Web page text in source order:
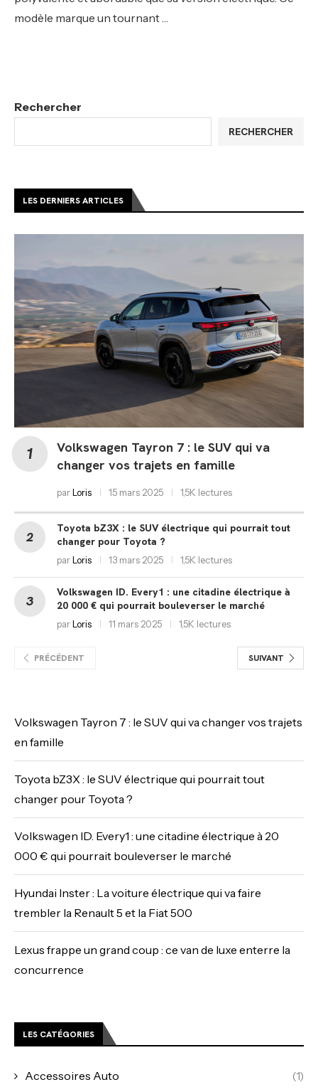
modèle marque un tournant …
Rechercher
RECHERCHER
LES DERNIERS ARTICLES
Volkswagen Tayron 7 : le SUV qui va
changer vos trajets en famille
parLoris 15 mars 2025 1,5K lectures
Toyota bZ3X : le SUV électrique qui pourrait tout
changer pour Toyota ?
parLoris 13 mars 2025 1,5K lectures
Volkswagen ID. Every1 : une citadine électrique à
20 000 € qui pourrait bouleverser le marché
parLoris 11 mars 2025 1,5K lectures
PRÉCÉDENT SUIVANT
Volkswagen Tayron 7 : le SUV qui va changer vos trajets
en famille
Toyota bZ3X : le SUV électrique qui pourrait tout
changer pour Toyota ?
Volkswagen ID. Every1 : une citadine électrique à 20
000 € qui pourrait bouleverser le marché
Hyundai Inster : La voiture électrique qui va faire
trembler la Renault 5 et la Fiat 500
Lexus frappe un grand coup : ce van de luxe enterre la
concurrence
LES CATÉGORIES
Accessoires Auto (1)